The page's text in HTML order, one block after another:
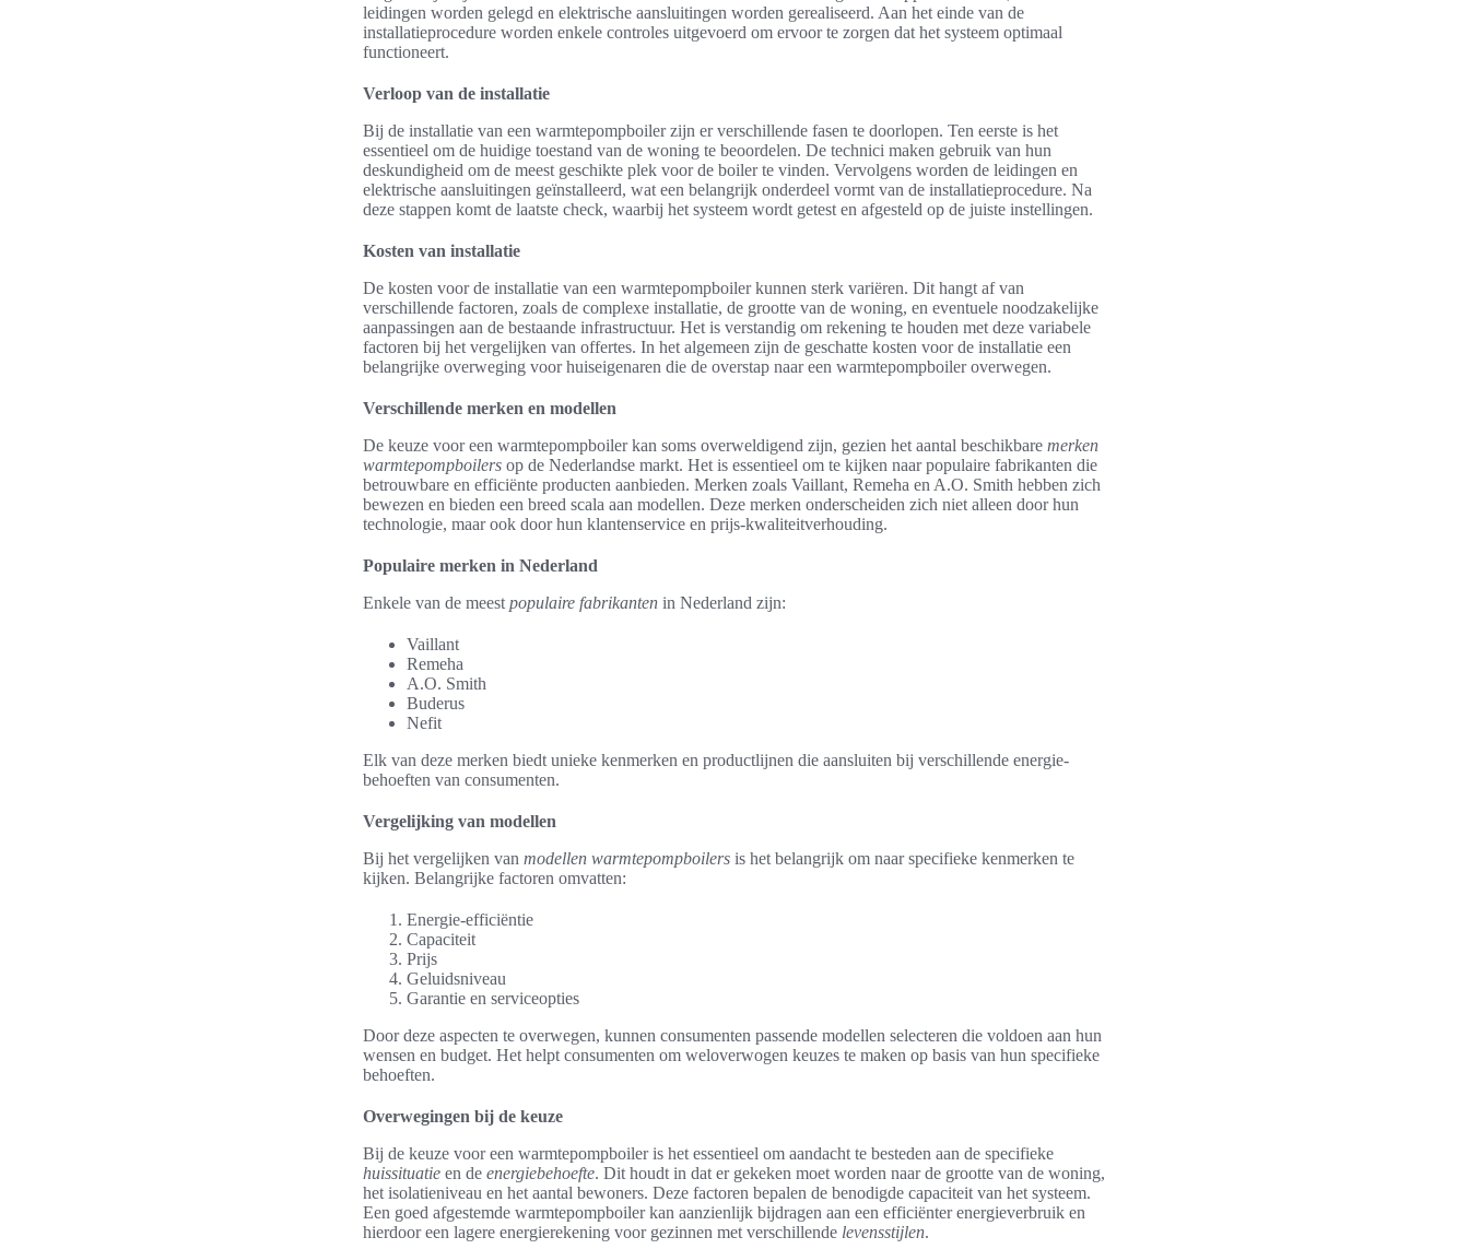
leidingen worden gelegd en elektrische aansluitingen worden gerealiseerd. Aan het einde van de
installatieprocedure worden enkele controles uitgevoerd om ervoor te zorgen dat het systeem optimaal
functioneert.
Verloop van de installatie
Bij de installatie van een warmtepompboiler zijn er verschillende fasen te doorlopen. Ten eerste is het
essentieel om de huidige toestand van de woning te beoordelen. De technici maken gebruik van hun
deskundigheid om de meest geschikte plek voor de boiler te vinden. Vervolgens worden de leidingen en
elektrische aansluitingen geïnstalleerd, wat een belangrijk onderdeel vormt van de installatieprocedure. Na
deze stappen komt de laatste check, waarbij het systeem wordt getest en afgesteld op de juiste instellingen.
Kosten van installatie
De kosten voor de installatie van een warmtepompboiler kunnen sterk variëren. Dit hangt af van
verschillende factoren, zoals de complexe installatie, de grootte van de woning, en eventuele noodzakelijke
aanpassingen aan de bestaande infrastructuur. Het is verstandig om rekening te houden met deze variabele
factoren bij het vergelijken van offertes. In het algemeen zijn de geschatte kosten voor de installatie een
belangrijke overweging voor huiseigenaren die de overstap naar een warmtepompboiler overwegen.
Verschillende merken en modellen
De keuze voor een warmtepompboiler kan soms overweldigend zijn, gezien het aantal beschikbare merken
warmtepompboilers op de Nederlandse markt. Het is essentieel om te kijken naar populaire fabrikanten die
betrouwbare en efficiënte producten aanbieden. Merken zoals Vaillant, Remeha en A.O. Smith hebben zich
bewezen en bieden een breed scala aan modellen. Deze merken onderscheiden zich niet alleen door hun
technologie, maar ook door hun klantenservice en prijs-kwaliteitverhouding.
Populaire merken in Nederland
Enkele van de meest populaire fabrikanten in Nederland zijn:
Vaillant
Remeha
A.O. Smith
Buderus
Nefit
Elk van deze merken biedt unieke kenmerken en productlijnen die aansluiten bij verschillende energie-
behoeften van consumenten.
Vergelijking van modellen
Bij het vergelijken van modellen warmtepompboilers is het belangrijk om naar specifieke kenmerken te
kijken. Belangrijke factoren omvatten:
Energie-efficiëntie
Capaciteit
Prijs
Geluidsniveau
Garantie en serviceopties
Door deze aspecten te overwegen, kunnen consumenten passende modellen selecteren die voldoen aan hun
wensen en budget. Het helpt consumenten om weloverwogen keuzes te maken op basis van hun specifieke
behoeften.
Overwegingen bij de keuze
Bij de keuze voor een warmtepompboiler is het essentieel om aandacht te besteden aan de specifieke
huissituatie en de energiebehoefte. Dit houdt in dat er gekeken moet worden naar de grootte van de woning,
het isolatieniveau en het aantal bewoners. Deze factoren bepalen de benodigde capaciteit van het systeem.
Een goed afgestemde warmtepompboiler kan aanzienlijk bijdragen aan een efficiënter energieverbruik en
hierdoor een lagere energierekening voor gezinnen met verschillende levensstijlen.